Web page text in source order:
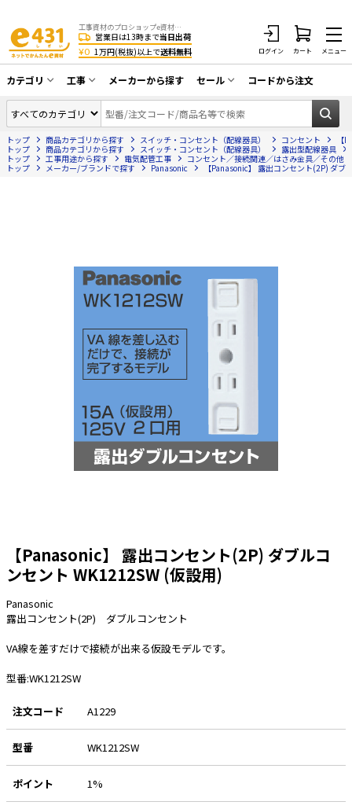
工事資材のプロショップe資材 CATV・アンテナ・防犯・光・LAN・電気・空調工事など
営業日は13時まで当日出荷
¥0 1万円(税抜)以上で送料無料 ログイン カート メニュー
カテゴリ
同軸ケーブル／テレビ用接栓／関連工具
アンテナ・取付金具・ブースター／CATV
部材類
配線補助具（モール・結束バンド・テー
光ファイバー・融着接続機関連
LANケーブル・コネクタ・関連資材/機器
ネットワーク機器
エアコン・換気扇・空調資材
太陽光発電ケーブル・コネクタ・関連資
電源ケーブル／コネクタ／分電盤／ブレ
照明・照明器具
PF管/FEP管/CD管/情報線保護管
ボックス・ビニル電線管付属品・引き込
工具関連
EV充電設備工事関連
感染症関連
e431オリジナル
販売終了品
工事
CATV・アンテナ工事
光工事・FTTH工事
エアコン・換気扇工事
電気配管工事
照明設置工事
太陽光発電工事
ホテル・病院向け
メーカーから探す セール
在庫一掃セール
コードから注文
トップ 商品カテゴリから探す スイッチ・コンセント（配線器具） コンセント
【
トップ
商品カテゴリから探す スイッチ・コンセント（配線器具）
露出型配線器具
トップ
工事用途から探す 電気配管工事
コンセント／接続関連／はさみ金具／その他
トップ
メーカー/ブランドで探す Panasonic 【Panasonic】 露出コンセント(2P) ダ
【Panasonic】 露出コンセント(2P) ダブルコ
ンセント WK1212SW (仮設用)
Panasonic
露出コンセント(2P) ダブルコンセント
VA線を差すだけで接続が出来る仮設モデルです。
型番:WK1212SW
注文コード A1229
型番 WK1212SW
ポイント 1%